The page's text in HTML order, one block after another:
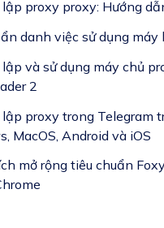
proxy proxy: Hướng
danh việc sử dụng
và sử dụng máy chủ
2
proxy trong Telegram
MacOS, Android và iOS
mở rộng tiêu chuẩn